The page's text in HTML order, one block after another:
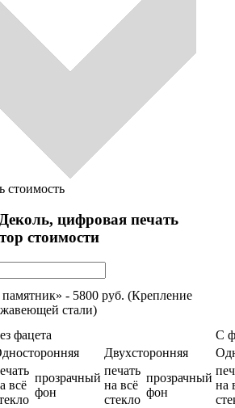
стоимость
цифровая печать
стоимости
- 5800 руб. (Крепление
стали)
фацета
С
Двухсторонняя
всё
прозрачный
фон
печать
на всё
стекло
прозрачный
фон
на